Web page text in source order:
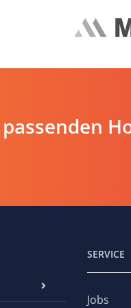
SERVICE
Jobs